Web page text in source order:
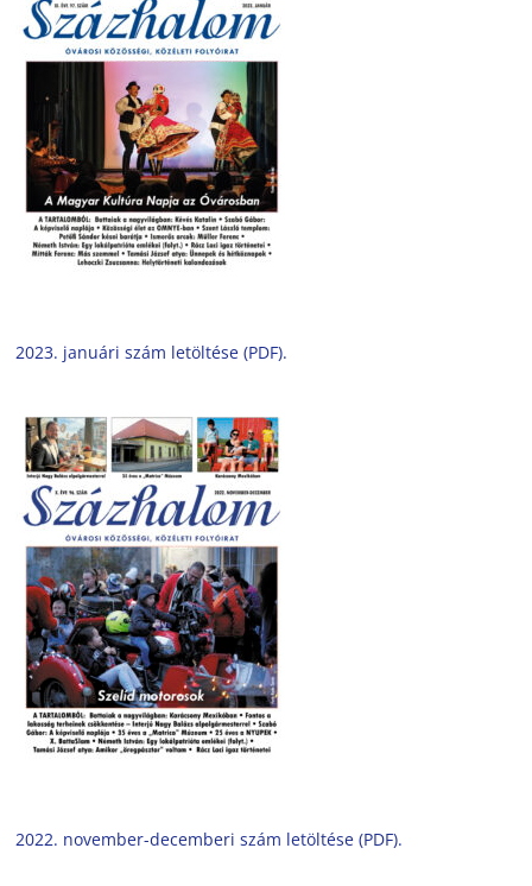
2023. januári szám letöltése (PDF).
2022. november-decemberi szám letöltése (PDF).